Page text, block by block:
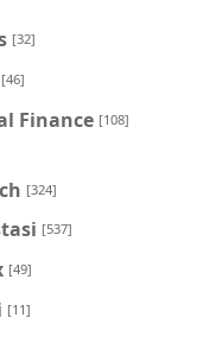
[32]
[46]
Finance [108]
[324]
[537]
[49]
[11]